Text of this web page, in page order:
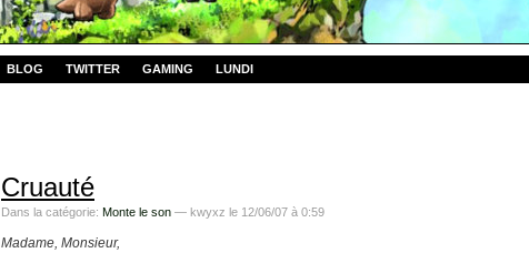
BLOG TWITTER GAMING LUNDI
Cruauté
Dans la catégorie: Monte le son — kwyxz le 12/06/07 à 0:59
Madame, Monsieur,